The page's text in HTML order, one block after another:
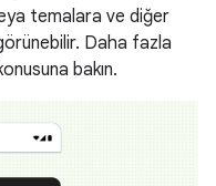
temalara ve diğer
Daha fazla
bakın.